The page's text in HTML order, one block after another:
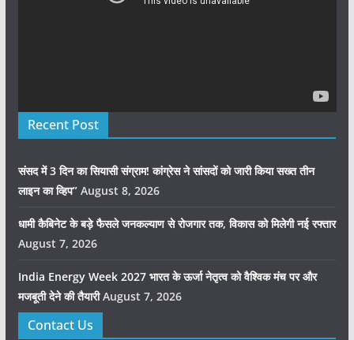
Recent Post
संसद में 3 दिन का सियासी संग्राम! कांग्रेस ने सांसदों को जारी किया सख्त तीन
लाइन का व्हिप” August 8, 2026
धामी कैबिनेट के बड़े फैसले जनकल्याण से रोजगार तक, विकास को मिलेगी नई रफ्तार
August 7, 2026
India Energy Week 2027 भारत के ऊर्जा नेतृत्व को वैश्विक मंच पर और
मजबूती देने की तैयारी August 7, 2026
Contact Us